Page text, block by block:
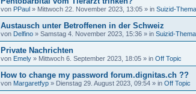
von PPaul » Mittwoch 22. November 2023, 13:05 » in Suizid-
Austausch unter Betroffenen in der Schweiz
von Delfino » Samstag 4. November 2023, 15:36 » in Suizid-
Private Nachrichten
von Emely » Mittwoch 6. September 2023, 18:05 » in Off Topic
How to change my password forum.dignitas.ch ??
von Margaretfyp » Dienstag 29. August 2023, 09:54 » in Off Topic